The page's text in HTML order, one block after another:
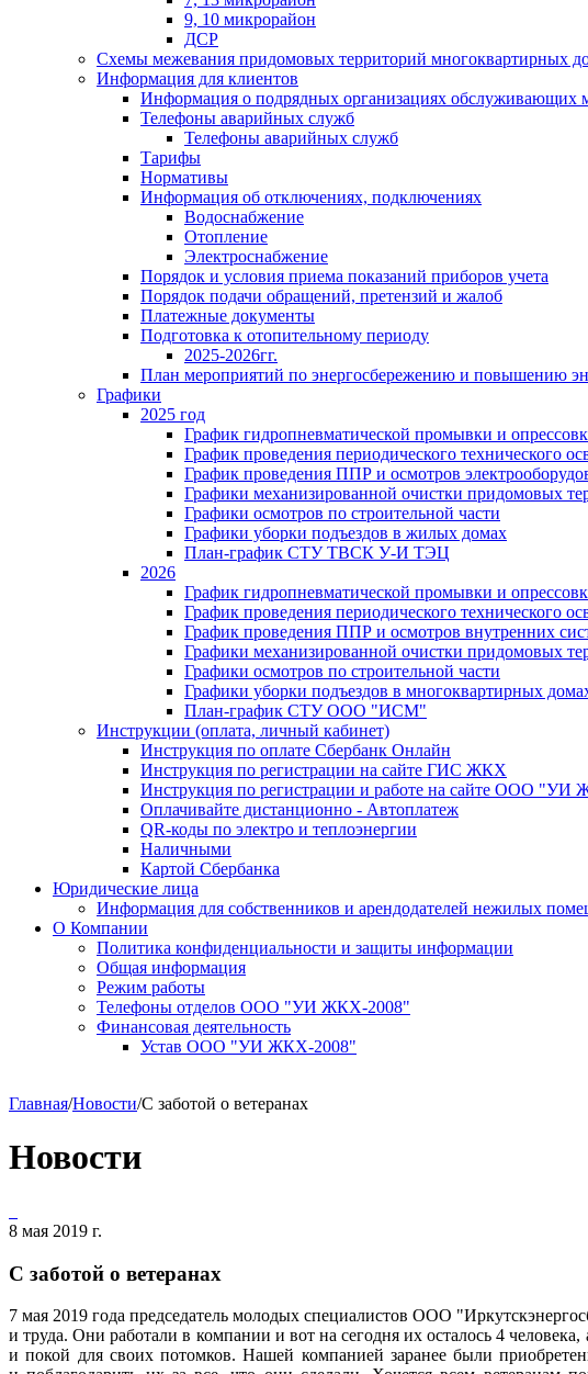
9, 10 микрорайон
ДСР
Схемы межевания придомовых территорий многоквартирных
Информация для клиентов
Информация о подрядных организациях обслуживающих
Телефоны аварийных служб
Телефоны аварийных служб
Тарифы
Нормативы
Информация об отключениях, подключениях
Водоснабжение
Отопление
Электроснабжение
Порядок и условия приема показаний приборов учета
Порядок подачи обращений, претензий и жалоб
Платежные документы
Подготовка к отопительному периоду
2025-2026гг.
План мероприятий по энергосбережению и повышению
Графики
2025 год
График гидропневматической промывки и
График проведения периодического технического
График проведения ППР и осмотров
Графики механизированной очистки придомовых
Графики осмотров по строительной части
Графики уборки подъездов в жилых домах
План-график СТУ ТВСК У-И ТЭЦ
2026
График гидропневматической промывки и
График проведения периодического технического
График проведения ППР и осмотров внутренних
Графики механизированной очистки придомовых
Графики осмотров по строительной части
Графики уборки подъездов в многоквартирных
План-график СТУ ООО "ИСМ"
Инструкции (оплата, личный кабинет)
Инструкция по оплате Сбербанк Онлайн
Инструкция по регистрации на сайте ГИС ЖКХ
Инструкция по регистрации и работе на сайте ООО "УИ
Оплачивайте дистанционно - Автоплатеж
QR-коды по электро и теплоэнергии
Наличными
Картой Сбербанка
Юридические лица
Информация для собственников и арендодателей нежилых
О Компании
Политика конфиденциальности и защиты информации
Общая информация
Режим работы
Телефоны отделов ООО "УИ ЖКХ-2008"
Финансовая деятельность
Устав ООО "УИ ЖКХ-2008"
Главная/Новости/С заботой о ветеранах
Новости
8 мая 2019 г.
С заботой о ветеранах
7 мая 2019 года председатель молодых специалистов ООО
и труда. Они работали в компании и вот на сегодня их осталось 4
и покой для своих потомков. Нашей компанией заранее были